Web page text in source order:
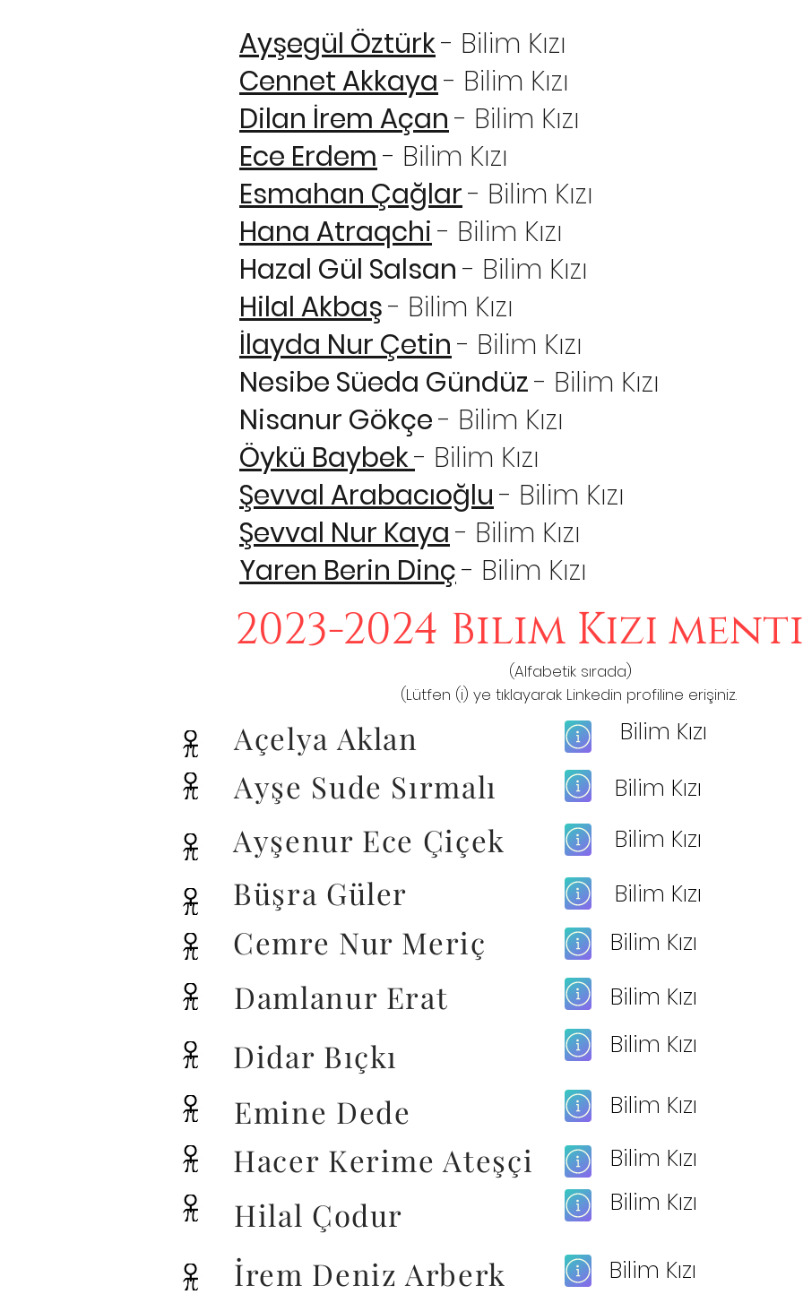
Ayşegül Öztürk- Bilim Kızı
Cennet Akkaya - Bilim Kızı
Dilan İrem Açan - Bilim Kızı
Ece Erdem - Bilim Kızı
Esmahan Çağlar- Bilim Kızı
Hana Atraqchi - Bilim Kızı
Hazal Gül Salsan- Bilim Kızı
Hilal Akbaş- Bilim Kızı
İlayda Nur Çetin - Bilim Kızı
Nesibe Süeda Gündüz- Bilim Kızı
Nisanur Gökçe- Bilim Kızı
Öykü Baybek- Bilim Kızı
Şevval Arabacıoğlu - Bilim Kızı
Şevval Nur Kaya - Bilim Kızı
Yaren Berin Dinç- Bilim Kızı
2023-2024 Bilim Kızı
(Alfabetik sırada)
(Lütfen (i) ye tıklayarak Linkedin profiline erişiniz.
Açelya Aklan
Ayşe Sude Sırmalı
Bilim Kızı
Bilim Kızı
Ayşenur Ece Çiçek Bilim Kızı
Büşra Güler Bilim Kızı
Cemre Nur Meriç Bilim Kızı
Damlanur Erat Bilim Kızı
Didar Bıçkı Bilim Kızı
Emine Dede Bilim Kızı
Hacer Kerime Ateşçi Bilim Kızı
Hilal Çodur Bilim Kızı
İrem Deniz Arberk Bilim Kızı